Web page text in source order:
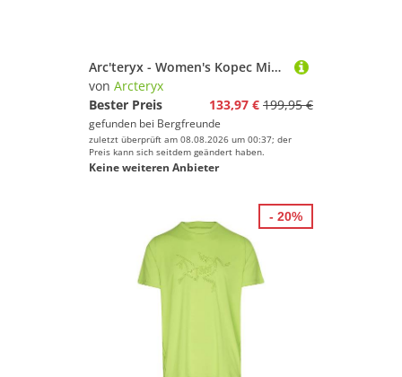
Arc'teryx - Women's Kopec Mid GTX - Wanderschuhe Gr 42 2/3 grau
von Arcteryx
Bester Preis
133,97 € 199,95 €
gefunden bei Bergfreunde
zuletzt überprüft am 08.08.2026 um 00:37; der
Preis kann sich seitdem geändert haben.
Keine weiteren Anbieter
- 20%